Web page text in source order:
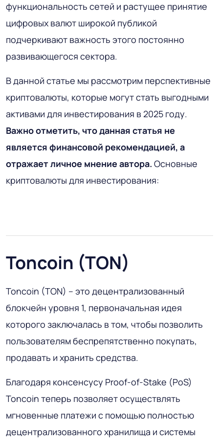
функциональность сетей и растущее принятие
цифровых валют широкой публикой
подчеркивают важность этого постоянно
развивающегося сектора.
В данной статье мы рассмотрим перспективные
криптовалюты, которые могут стать выгодными
активами для инвестирования в 2025 году.
Важно отметить, что данная статья не
является финансовой рекомендацией, а
отражает личное мнение автора. Основные
криптовалюты для инвестирования:
Toncoin (TON)
Toncoin (TON) – это децентрализованный
блокчейн уровня 1, первоначальная идея
которого заключалась в том, чтобы позволить
пользователям беспрепятственно покупать,
продавать и хранить средства.
Благодаря консенсусу Proof-of-Stake (PoS)
Toncoin теперь позволяет осуществлять
мгновенные платежи с помощью полностью
децентрализованного хранилища и системы